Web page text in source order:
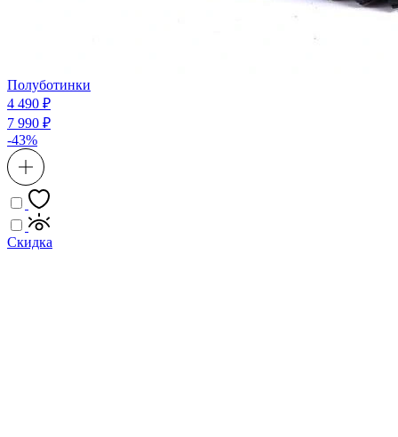
Полуботинки
4 490 ₽
7 990 ₽
-43%
Скидка